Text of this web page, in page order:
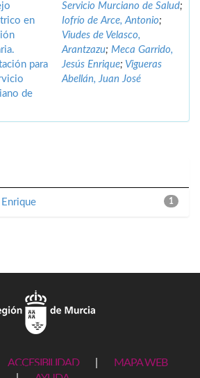
en
para
de
Servicio Murciano de Salud;
Iofrío de Arce, Antonio;
Viudes de Velasco,
Arantzazu; Meca Garrido,
Jesús Enrique; Vigueras
Abellán, Juan José
1
ACCESIBILIDAD
MAPA WEB